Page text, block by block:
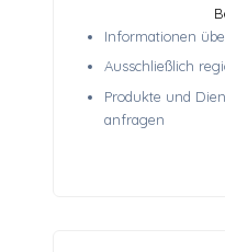
Informationen
Ausschließlich
Produkte und
anfragen